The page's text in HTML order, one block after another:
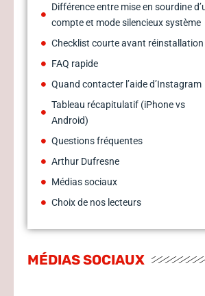
Différence entre mise en sourdine
compte et mode silencieux système
Checklist courte avant réinstallation
FAQ rapide
Quand contacter l’aide d’Instagram
Tableau récapitulatif (iPhone vs
Android)
Questions fréquentes
Arthur Dufresne
Médias sociaux
Choix de nos lecteurs
MÉDIAS SOCIAUX